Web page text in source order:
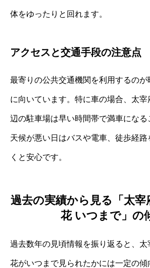
体をゆったりと回れます。
アクセスと交通手段の注意点
最寄りの公共交通機関を利用するのが
に向いています。特に車の場合、太
辺の駐車場は早い時間帯で満車になる
天候が悪い日はバスや電車、徒歩経
くと安心です。
過去の実績から見る「太宰
花 いつまで」の
過去数年の見頃情報を振り返ると、
花がいつまで見られたかには一定の傾